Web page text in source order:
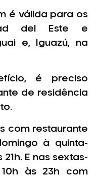
é válida para os
del Este e
e, Iguazú, na
é preciso
de residência
com restaurante
à quinta-
E nas sextas-
às 23h com